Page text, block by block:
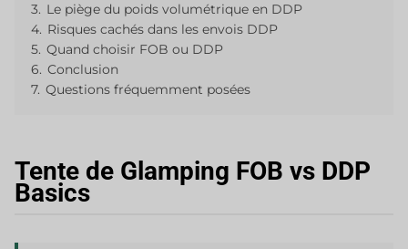
3. Le piège du poids volumétrique en DDP
4. Risques cachés dans les envois DDP
5. Quand choisir FOB ou DDP
6. Conclusion
7. Questions fréquemment posées
Tente de Glamping FOB vs DDP
Basics